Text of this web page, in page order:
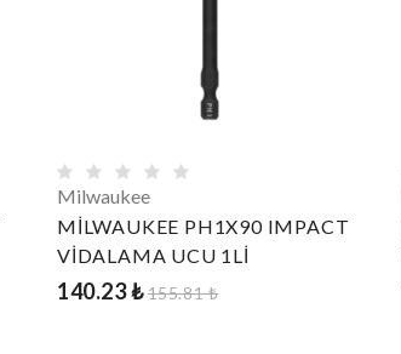
Milwaukee
MİLWAUKEE PH1X90 IMPACT
VİDALAMA UCU 1Lİ
140.23 ₺155.81 ₺